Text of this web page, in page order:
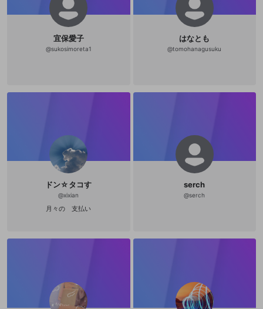
宜保愛子
@sukosimoreta1
はなとも
@tomohanagusuku
ドン☆タコす
@xixian
月々の 支払い
serch
@serch